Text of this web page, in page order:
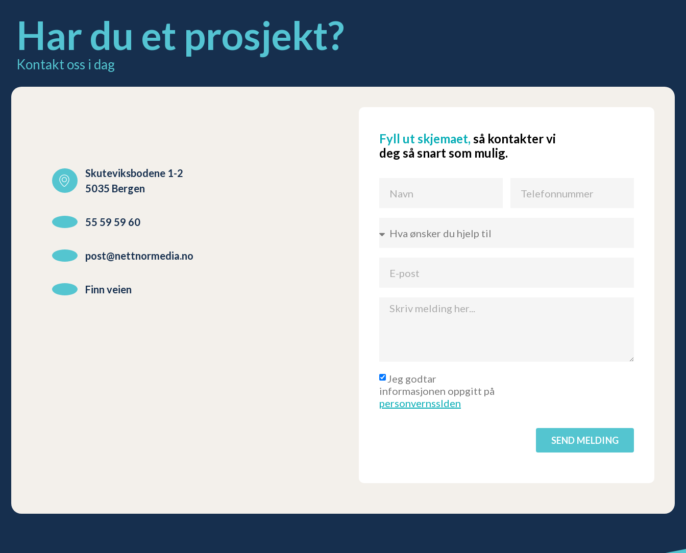
Har du et prosjekt?
Kontakt oss i dag
Skuteviksbodene 1-2
5035 Bergen
55 59 59 60
post@nettnormedia.no
Finn veien
Fyll ut skjemaet, så kontakter vi
deg så snart som mulig.
Jeg godtar
informasjonen oppgitt på
personvernsslden
SEND MELDING